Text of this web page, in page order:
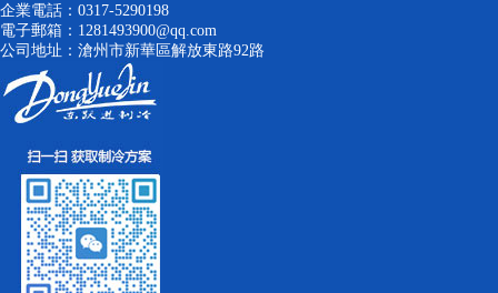
企業電話：0317-5290198
電子郵箱：1281493900@qq.com
公司地址：滄州市新華區解放東路92路